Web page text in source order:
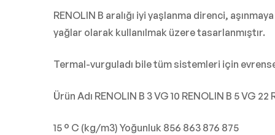
RENOLIN B aralığı iyi yaşlanma direnci,
yağlar olarak kullanılmak üzere tasarlanmıştır.
Termal-vurguladı bile tüm sistemleri için
Ürün Adı RENOLIN B 3 VG 10 RENOLIN B 5 VG
15 ° C (kg/m3) Yoğunluk 856 863 876 875